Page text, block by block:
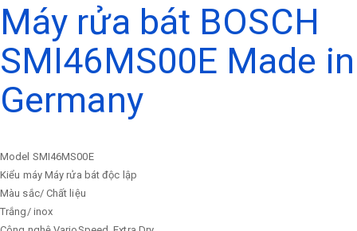
Máy rửa bát BOSCH
SMI46MS00E Made in
Germany
Model SMI46MS00E
Kiểu máy Máy rửa bát độc lập
Màu sắc/ Chất liệu
Trắng/ inox